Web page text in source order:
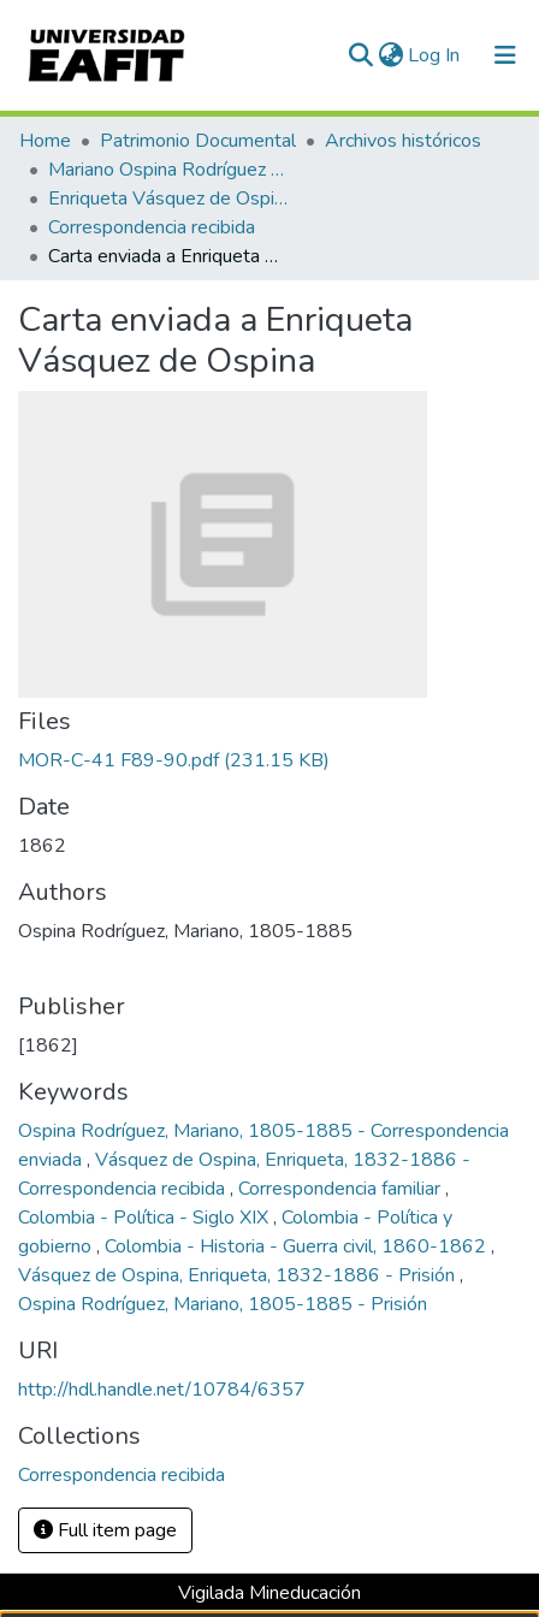
Log In (current)
Communities & Collections
All of DSpace
Statistics
Home Patrimonio Documental
Archivos históricos
Mariano Ospina Rodríguez (1826 -1912)
Enriqueta Vásquez de Ospina
Correspondencia recibida
Carta enviada a Enriqueta Vásquez de Ospina
Carta enviada a Enriqueta
Vásquez de Ospina
Files
MOR-C-41 F89-90.pdf(231.15 KB)
Date
1862
Authors
Ospina Rodríguez, Mariano, 1805-1885
Publisher
[1862]
Keywords
Ospina Rodríguez, Mariano, 1805-1885 - Correspondencia
enviada , Vásquez de Ospina, Enriqueta, 1832-1886 -
Correspondencia recibida , Correspondencia familiar,
Colombia - Política - Siglo XIX, Colombia - Política y
gobierno , Colombia - Historia - Guerra civil, 1860-1862 ,
Vásquez de Ospina, Enriqueta, 1832-1886 - Prisión ,
Ospina Rodríguez, Mariano, 1805-1885 - Prisión
URI
http://hdl.handle.net/10784/6357
Collections
Correspondencia recibida
Full item page
Vigilada Mineducación